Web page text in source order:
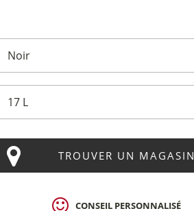
TROUVER UN MAGASIN
CONSEIL PERSONNALISÉ